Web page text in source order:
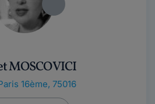
MOSCOVICI
16ème, 75016